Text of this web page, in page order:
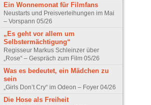
Ein Wonnemonat für Filmfans
Neustarts und Preisverleihungen im Mai
– Vorspann 05/26
„Es geht vor allem um
Selbstermächtigung“
Regisseur Markus Schleinzer über
„Rose“ – Gespräch zum Film 05/26
Was es bedeutet, ein Mädchen zu
sein
„Girls Don’t Cry“ im Odeon – Foyer 04/26
Die Hose als Freiheit